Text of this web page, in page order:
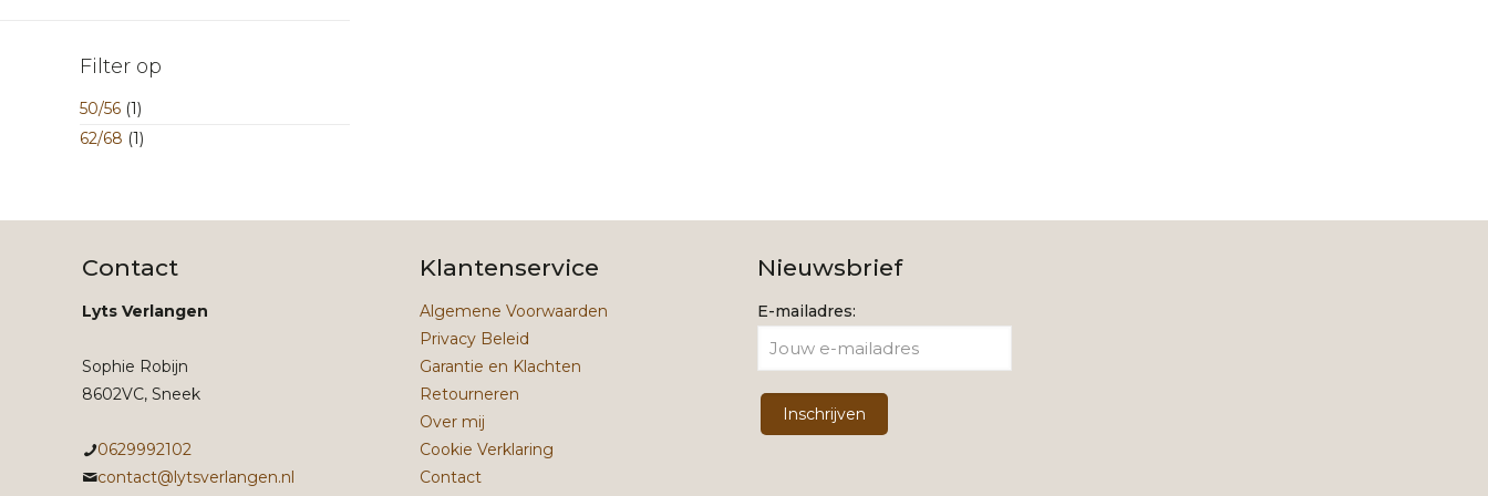
Filter op
50/56 (1)
62/68 (1)
Contact
Lyts Verlangen
Sophie Robijn
8602VC, Sneek
0629992102
contact@lytsverlangen.nl
Klantenservice
Algemene Voorwaarden
Privacy Beleid
Garantie en Klachten
Retourneren
Over mij
Cookie Verklaring
Contact
Nieuwsbrief
E-mailadres: